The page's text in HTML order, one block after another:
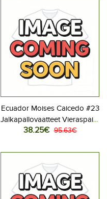
Ecuador Moises Caicedo #23
Jalkapallovaatteet Vieraspaita
MM-kisat 2026 Lyhythihainen
38.25€ 95.63€